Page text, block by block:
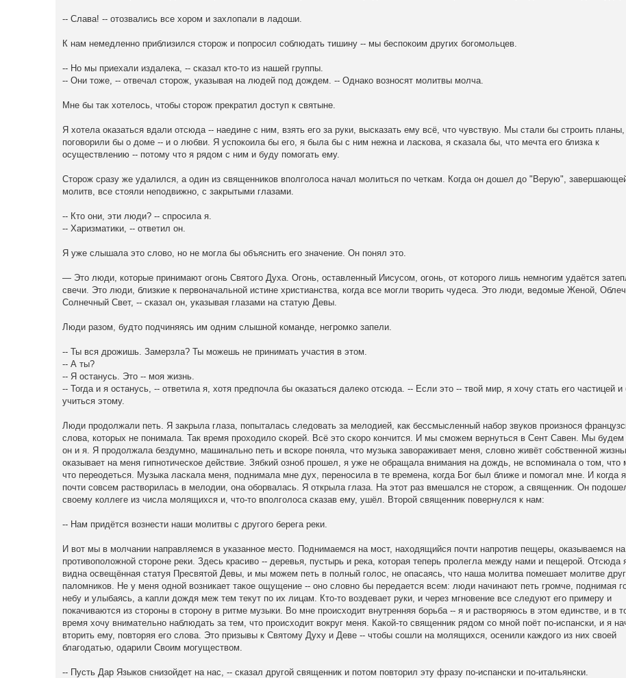
-- Слава! -- отозвались все хором и захлопали в ладоши.
К нам немедленно приблизился сторож и попросил соблюдать тишину -- мы беспокоим других богомольцев.
-- Но мы приехали издалека, -- сказал кто-то из нашей группы.
-- Они тоже, -- отвечал сторож, указывая на людей под дождем. -- Однако возносят молитвы молча.
Мне бы так хотелось, чтобы сторож прекратил доступ к святыне.
Я хотела оказаться вдали отсюда -- наедине с ним, взять его за руки, высказать ему всё, что чувствую. Мы стали бы строить планы,
поговорили бы о доме -- и о любви. Я успокоила бы его, я была бы с ним нежна и ласкова, я сказала бы, что мечта его близка к
осуществлению -- потому что я рядом с ним и буду помогать ему.
Сторож сразу же удалился, а один из священников вполголоса начал молиться по четкам. Когда он дошел до "Верую",
молитв, все стояли неподвижно, с закрытыми глазами.
-- Кто они, эти люди? -- спросила я.
-- Харизматики, -- ответил он.
Я уже слышала это слово, но не могла бы объяснить его значение. Он понял это.
— Это люди, которые принимают огонь Святого Духа. Огонь, оставленный Иисусом, огонь, от которого лишь немногим удаётся
свечи. Это люди, близкие к первоначальной истине христианства, когда все могли творить чудеса. Это люди, ведомые Женой,
Солнечный Свет, -- сказал он, указывая глазами на статую Девы.
Люди разом, будто подчиняясь им одним слышной команде, негромко запели.
-- Ты вся дрожишь. Замерзла? Ты можешь не принимать участия в этом.
-- А ты?
-- Я останусь. Это -- моя жизнь.
-- Тогда и я останусь, -- ответила я, хотя предпочла бы оказаться далеко отсюда. -- Если это -- твой мир, я хочу стать его частицей и
учиться этому.
Люди продолжали петь. Я закрыла глаза, попыталась следовать за мелодией, как бессмысленный набор звуков произнося
слова, которых не понимала. Так время проходило скорей. Всё это скоро кончится. И мы сможем вернуться в Сент Савен. Мы
он и я. Я продолжала бездумно, машинально петь и вскоре поняла, что музыка завораживает меня, словно живёт собственной
оказывает на меня гипнотическое действие. Зябкий озноб прошел, я уже не обращала внимания на дождь, не вспоминала о том, что
что переодеться. Музыка ласкала меня, поднимала мне дух, переносила в те времена, когда Бог был ближе и помогал мне. И когда
почти совсем растворилась в мелодии, она оборвалась. Я открыла глаза. На этот раз вмешался не сторож, а священник. Он
своему коллеге из числа молящихся и, что-то вполголоса сказав ему, ушёл. Второй священник повернулся к нам:
-- Нам придётся вознести наши молитвы с другого берега реки.
И вот мы в молчании направляемся в указанное место. Поднимаемся на мост, находящийся почти напротив пещеры, оказываемся на
противоположной стороне реки. Здесь красиво -- деревья, пустырь и река, которая теперь пролегла между нами и пещерой. Отсюда
видна освещённая статуя Пресвятой Девы, и мы можем петь в полный голос, не опасаясь, что наша молитва помешает молитве
паломников. Не у меня одной возникает такое ощущение -- оно словно бы передается всем: люди начинают петь громче, поднимая
небу и улыбаясь, а капли дождя меж тем текут по их лицам. Кто-то воздевает руки, и через мгновение все следуют его примеру и
покачиваются из стороны в сторону в ритме музыки. Во мне происходит внутренняя борьба -- я и растворяюсь в этом единстве, и в
время хочу внимательно наблюдать за тем, что происходит вокруг меня. Какой-то священник рядом со мной поёт по-испански, и я
вторить ему, повторяя его слова. Это призывы к Святому Духу и Деве -- чтобы сошли на молящихся, осенили каждого из них своей
благодатью, одарили Своим могуществом.
-- Пусть Дар Языков снизойдет на нас, -- сказал другой священник и потом повторил эту фразу по-испански и по-итальянски.